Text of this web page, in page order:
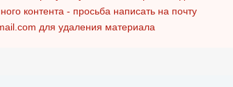
контента - просьба написать на почту
для удаления материала